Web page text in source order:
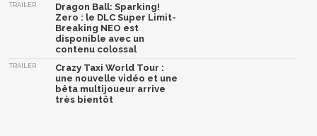
TRAILER
Dragon Ball: Sparking!
Zero : le DLC Super Limit-
Breaking NEO est
disponible avec un
contenu colossal
TRAILER
Crazy Taxi World Tour :
une nouvelle vidéo et une
bêta multijoueur arrive
très bientôt